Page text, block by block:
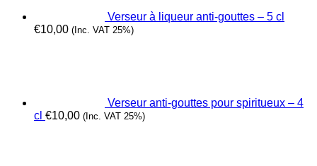
Verseur à liqueur anti-gouttes – 5 cl
€10,00 (Inc. VAT 25%)
Verseur anti-gouttes pour spiritueux – 4
cl €10,00 (Inc. VAT 25%)